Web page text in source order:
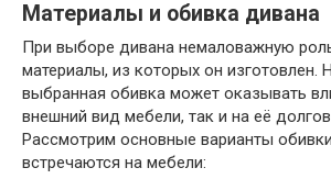
Материалы и обивка дивана
При выборе дивана немаловажную
материалы, из которых он изготовлен.
выбранная обивка может оказывать
внешний вид мебели, так и на её
Рассмотрим основные варианты
встречаются на мебели: